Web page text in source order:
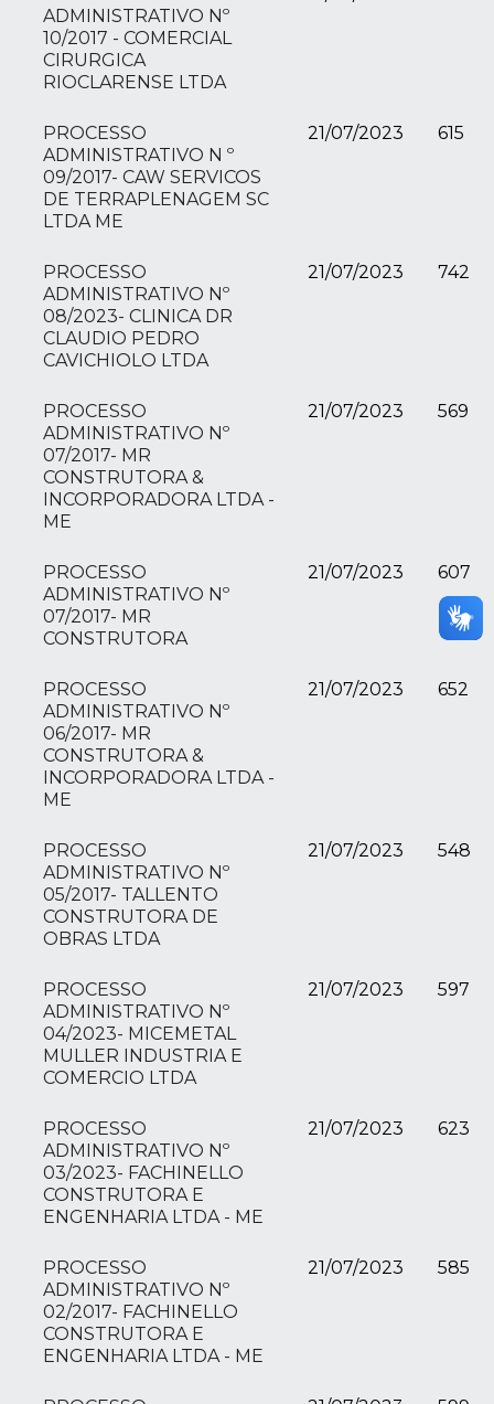
ADMINISTRATIVO Nº
10/2017 - COMERCIAL
CIRURGICA
RIOCLARENSE LTDA
PROCESSO
ADMINISTRATIVO N º
09/2017- CAW SERVICOS
DE TERRAPLENAGEM SC
LTDA ME
21/07/2023 615
PROCESSO
ADMINISTRATIVO Nº
08/2023- CLINICA DR
CLAUDIO PEDRO
CAVICHIOLO LTDA
21/07/2023 742
PROCESSO
ADMINISTRATIVO Nº
07/2017- MR
CONSTRUTORA &
INCORPORADORA LTDA -
ME
21/07/2023 569
PROCESSO
ADMINISTRATIVO Nº
07/2017- MR
CONSTRUTORA
21/07/2023 607
PROCESSO
ADMINISTRATIVO Nº
06/2017- MR
CONSTRUTORA &
INCORPORADORA LTDA -
ME
21/07/2023 652
PROCESSO
ADMINISTRATIVO Nº
05/2017- TALLENTO
CONSTRUTORA DE
OBRAS LTDA
21/07/2023 548
PROCESSO
ADMINISTRATIVO Nº
04/2023- MICEMETAL
MULLER INDUSTRIA E
COMERCIO LTDA
21/07/2023 597
PROCESSO
ADMINISTRATIVO Nº
03/2023- FACHINELLO
CONSTRUTORA E
ENGENHARIA LTDA - ME
21/07/2023 623
PROCESSO
ADMINISTRATIVO Nº
02/2017- FACHINELLO
CONSTRUTORA E
ENGENHARIA LTDA - ME
21/07/2023 585